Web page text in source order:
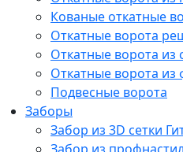
Кованые откатные
Откатные ворота
Откатные ворота из
Откатные ворота из
Подвесные ворота
Заборы
Забор из 3D сетки